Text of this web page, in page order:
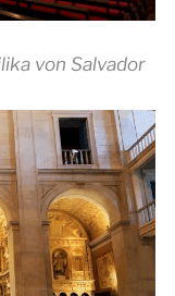
von Salvador